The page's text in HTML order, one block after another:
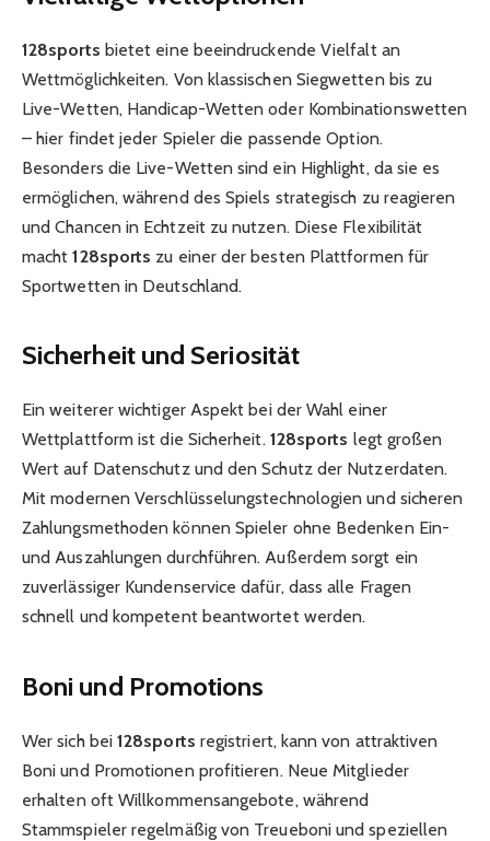
128sports bietet eine beeindruckende Vielfalt an
Wettmöglichkeiten. Von klassischen Siegwetten bis zu
Live-Wetten, Handicap-Wetten oder Kombinationswetten
– hier findet jeder Spieler die passende Option.
Besonders die Live-Wetten sind ein Highlight, da sie es
ermöglichen, während des Spiels strategisch zu reagieren
und Chancen in Echtzeit zu nutzen. Diese Flexibilität
macht128sports zu einer der besten Plattformen für
Sportwetten in Deutschland.
Sicherheit und Seriosität
Ein weiterer wichtiger Aspekt bei der Wahl einer
Wettplattform ist die Sicherheit. 128sports legt großen
Wert auf Datenschutz und den Schutz der Nutzerdaten.
Mit modernen Verschlüsselungstechnologien und sicheren
Zahlungsmethoden können Spieler ohne Bedenken Ein-
und Auszahlungen durchführen. Außerdem sorgt ein
zuverlässiger Kundenservice dafür, dass alle Fragen
schnell und kompetent beantwortet werden.
Boni und Promotions
Wer sich bei128sports registriert, kann von attraktiven
Boni und Promotionen profitieren. Neue Mitglieder
erhalten oft Willkommensangebote, während
Stammspieler regelmäßig von Treueboni und speziellen